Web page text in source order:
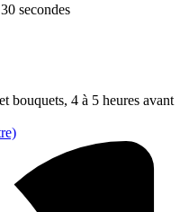
secondes
bouquets, 4 à 5 heures avant